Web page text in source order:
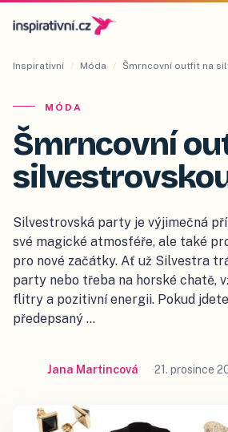
Inspirativní / Móda / Šmrncovní outfit na
MÓDA
Šmrncovní
Silvestrovská party je výjimečná
své magické atmosféře, ale také
pro nové začátky. Ať už Silvestra
party nebo třeba na horské chatě,
flitry a pozitivní energii. Pokud
předepsaný …
Jana Martincová 21. prosince